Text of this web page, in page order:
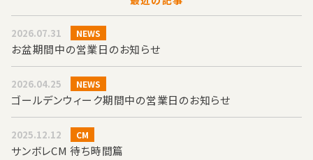
2026.07.31 NEWS
お盆期間中の営業日のお知らせ
2026.04.25 NEWS
ゴールデンウィーク期間中の営業日のお知らせ
2025.12.12 CM
サンボレCM 待ち時間篇